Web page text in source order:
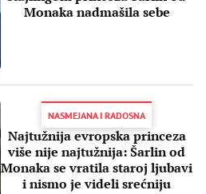
Monaka nadmašila sebe
NASMEJANA I RADOSNA
Najtužnija evropska princeza
više nije najtužnija: Šarlin od
Monaka se vratila staroj ljubavi
i nismo je videli srećniju